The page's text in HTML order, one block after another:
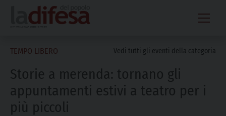
content
TEMPO LIBERO Vedi tutti gli eventi della categoria
Storie a merenda: tornano gli
appuntamenti estivi a teatro per i
più piccoli